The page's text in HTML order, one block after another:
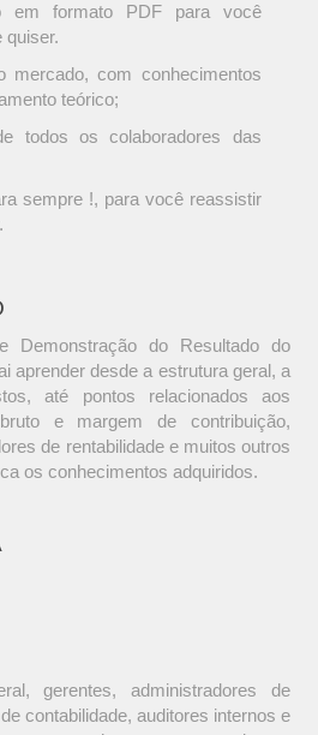
em formato PDF para você
quiser.
mercado, com conhecimentos
teórico;
todos os colaboradores das
sempre !, para você reassistir
Demonstração do Resultado do
aprender desde a estrutura geral, a
até pontos relacionados aos
e margem de contribuição,
de rentabilidade e muitos outros
os conhecimentos adquiridos.
gerentes, administradores de
contabilidade, auditores internos e